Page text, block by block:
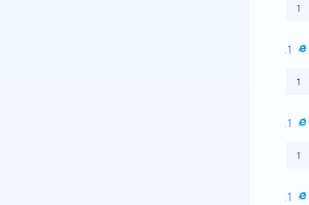
1
1
1
1
1
1